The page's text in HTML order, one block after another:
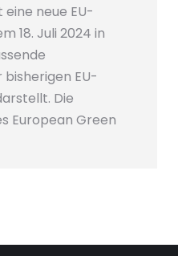
eine neue EU-
18. Juli 2024 in
EU-
Die
European Green